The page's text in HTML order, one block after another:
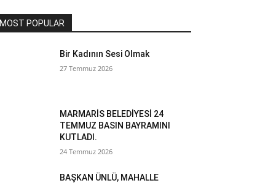
MOST POPULAR
Bir Kadının Sesi Olmak
27 Temmuz 2026
MARMARİS BELEDİYESİ 24
TEMMUZ BASIN BAYRAMINI
KUTLADI.
24 Temmuz 2026
BAŞKAN ÜNLÜ, MAHALLE